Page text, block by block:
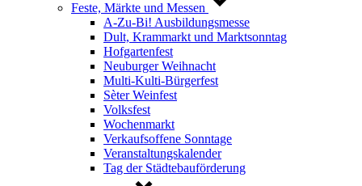
Feste, Märkte und Messen
A-Zu-Bi! Ausbildungsmesse
Dult, Krammarkt und Marktsonntag
Hofgartenfest
Neuburger Weihnacht
Multi-Kulti-Bürgerfest
Sèter Weinfest
Volksfest
Wochenmarkt
Verkaufsoffene Sonntage
Veranstaltungskalender
Tag der Städtebauförderung